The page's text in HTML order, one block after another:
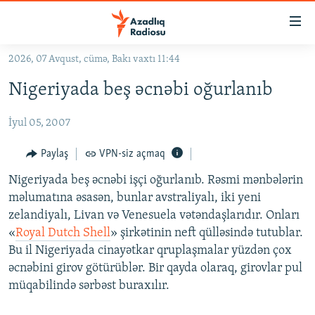
Əsas
qayıt
naviqasiyaya
Axtarışa
keç
#İZAHLA
KORRUPSIOMETR
#ƏSLINDƏ
FƏRQƏ BAX
QANUNI DOĞRU
ARAŞDIRMA
MULTIMEDIA
VIDEO
RADIO ARXIV
2026, 07 Avqust, cümə, Bakı vaxtı 11:44
Nigeriyada beş əcnəbi oğurlanıb
İyul 05, 2007
Paylaş VPN-siz açmaq
Nigeriyada beş əcnəbi işçi oğurlanıb. Rəsmi mənbələrin
məlumatına əsasən, bunlar avstraliyalı, iki yeni
zelandiyalı, Livan və Venesuela vətəndaşlarıdır. Onları
«Royal Dutch Shell» şirkətinin neft qülləsində tutublar.
Bu il Nigeriyada cinayətkar qruplaşmalar yüzdən çox
əcnəbini girov götürüblər. Bir qayda olaraq, girovlar pul
müqabilində sərbəst buraxılır.